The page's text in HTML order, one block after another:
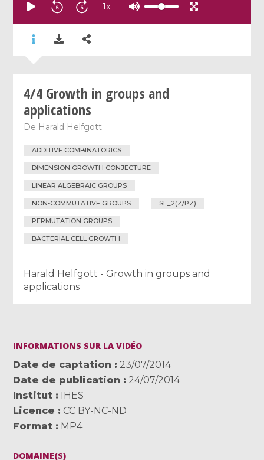
1x
4/4 Growth in groups and
applications
De Harald Helfgott
ADDITIVE COMBINATORICS
DIMENSION GROWTH CONJECTURE
LINEAR ALGEBRAIC GROUPS
NON-COMMUTATIVE GROUPS SL_2(Z/PZ)
PERMUTATION GROUPS
BACTERIAL CELL GROWTH
Harald Helfgott - Growth in groups and
applications
INFORMATIONS SUR LA VIDÉO
Date de captation
23/07/2014
Date de publication
24/07/2014
Institut
IHES
Licence
CC BY-NC-ND
Format
MP4
DOMAINE(S)